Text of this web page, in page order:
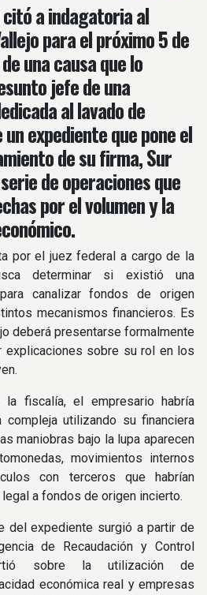
a indagatoria al
para el próximo 5 de
una causa que lo
jefe de una
al lavado de
expediente que pone el
de su firma, Sur
de operaciones que
por el volumen y la
por el juez federal a cargo de la
determinar si existió una
canalizar fondos de origen
mecanismos financieros. Es
deberá presentarse formalmente
explicaciones sobre su rol en los
fiscalía, el empresario habría
compleja utilizando su financiera
maniobras bajo la lupa aparecen
movimientos internos
con terceros que habrían
a fondos de origen incierto.
del expediente surgió a partir de
de Recaudación y Control
sobre la utilización de
económica real y empresas